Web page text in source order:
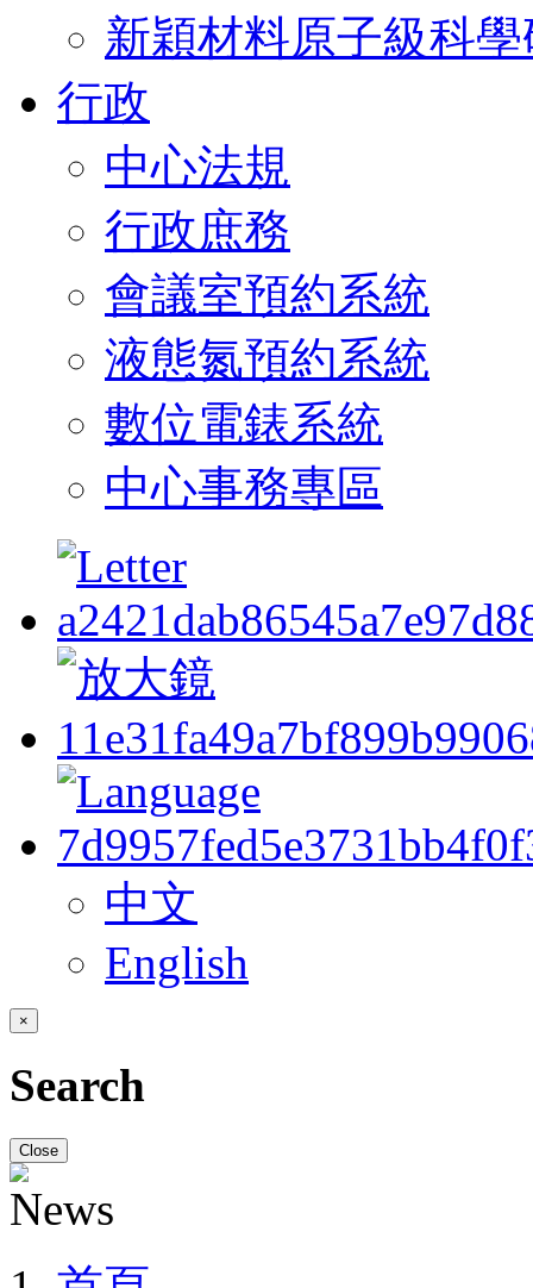
新穎材料原子級科
行政
中心法規
行政庶務
會議室預約系統
液態氮預約系統
數位電錶系統
中心事務專區
中文
English
×
Search
Close